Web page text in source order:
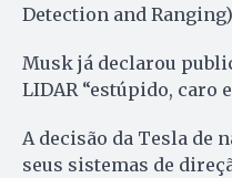
Detection and
Musk já declarou
LIDAR “estúpido, caro
A decisão da Tesla de
seus sistemas de